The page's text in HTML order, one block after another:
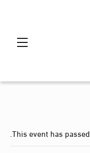
This event has passed.